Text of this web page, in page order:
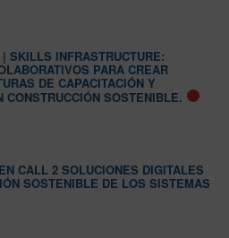
SKILLS INFRASTRUCTURE:
PARA CREAR
DE CAPACITACIÓN Y
CONSTRUCCIÓN SOSTENIBLE.
CALL 2 SOLUCIONES DIGITALES
SOSTENIBLE DE LOS SISTEMAS